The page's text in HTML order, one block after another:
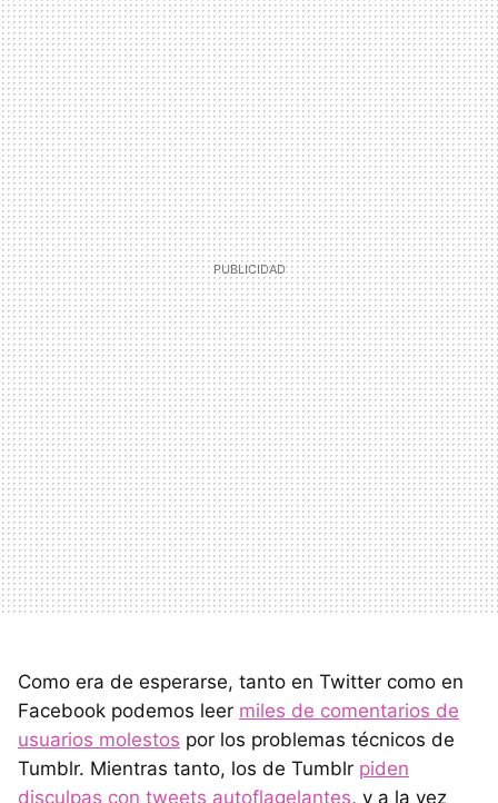
Como era de esperarse, tanto en Twitter como en
Facebook podemos leer miles de comentarios de
usuarios molestos por los problemas técnicos de
Tumblr. Mientras tanto, los de Tumblr piden
disculpas con tweets autoflagelantes, y a la vez